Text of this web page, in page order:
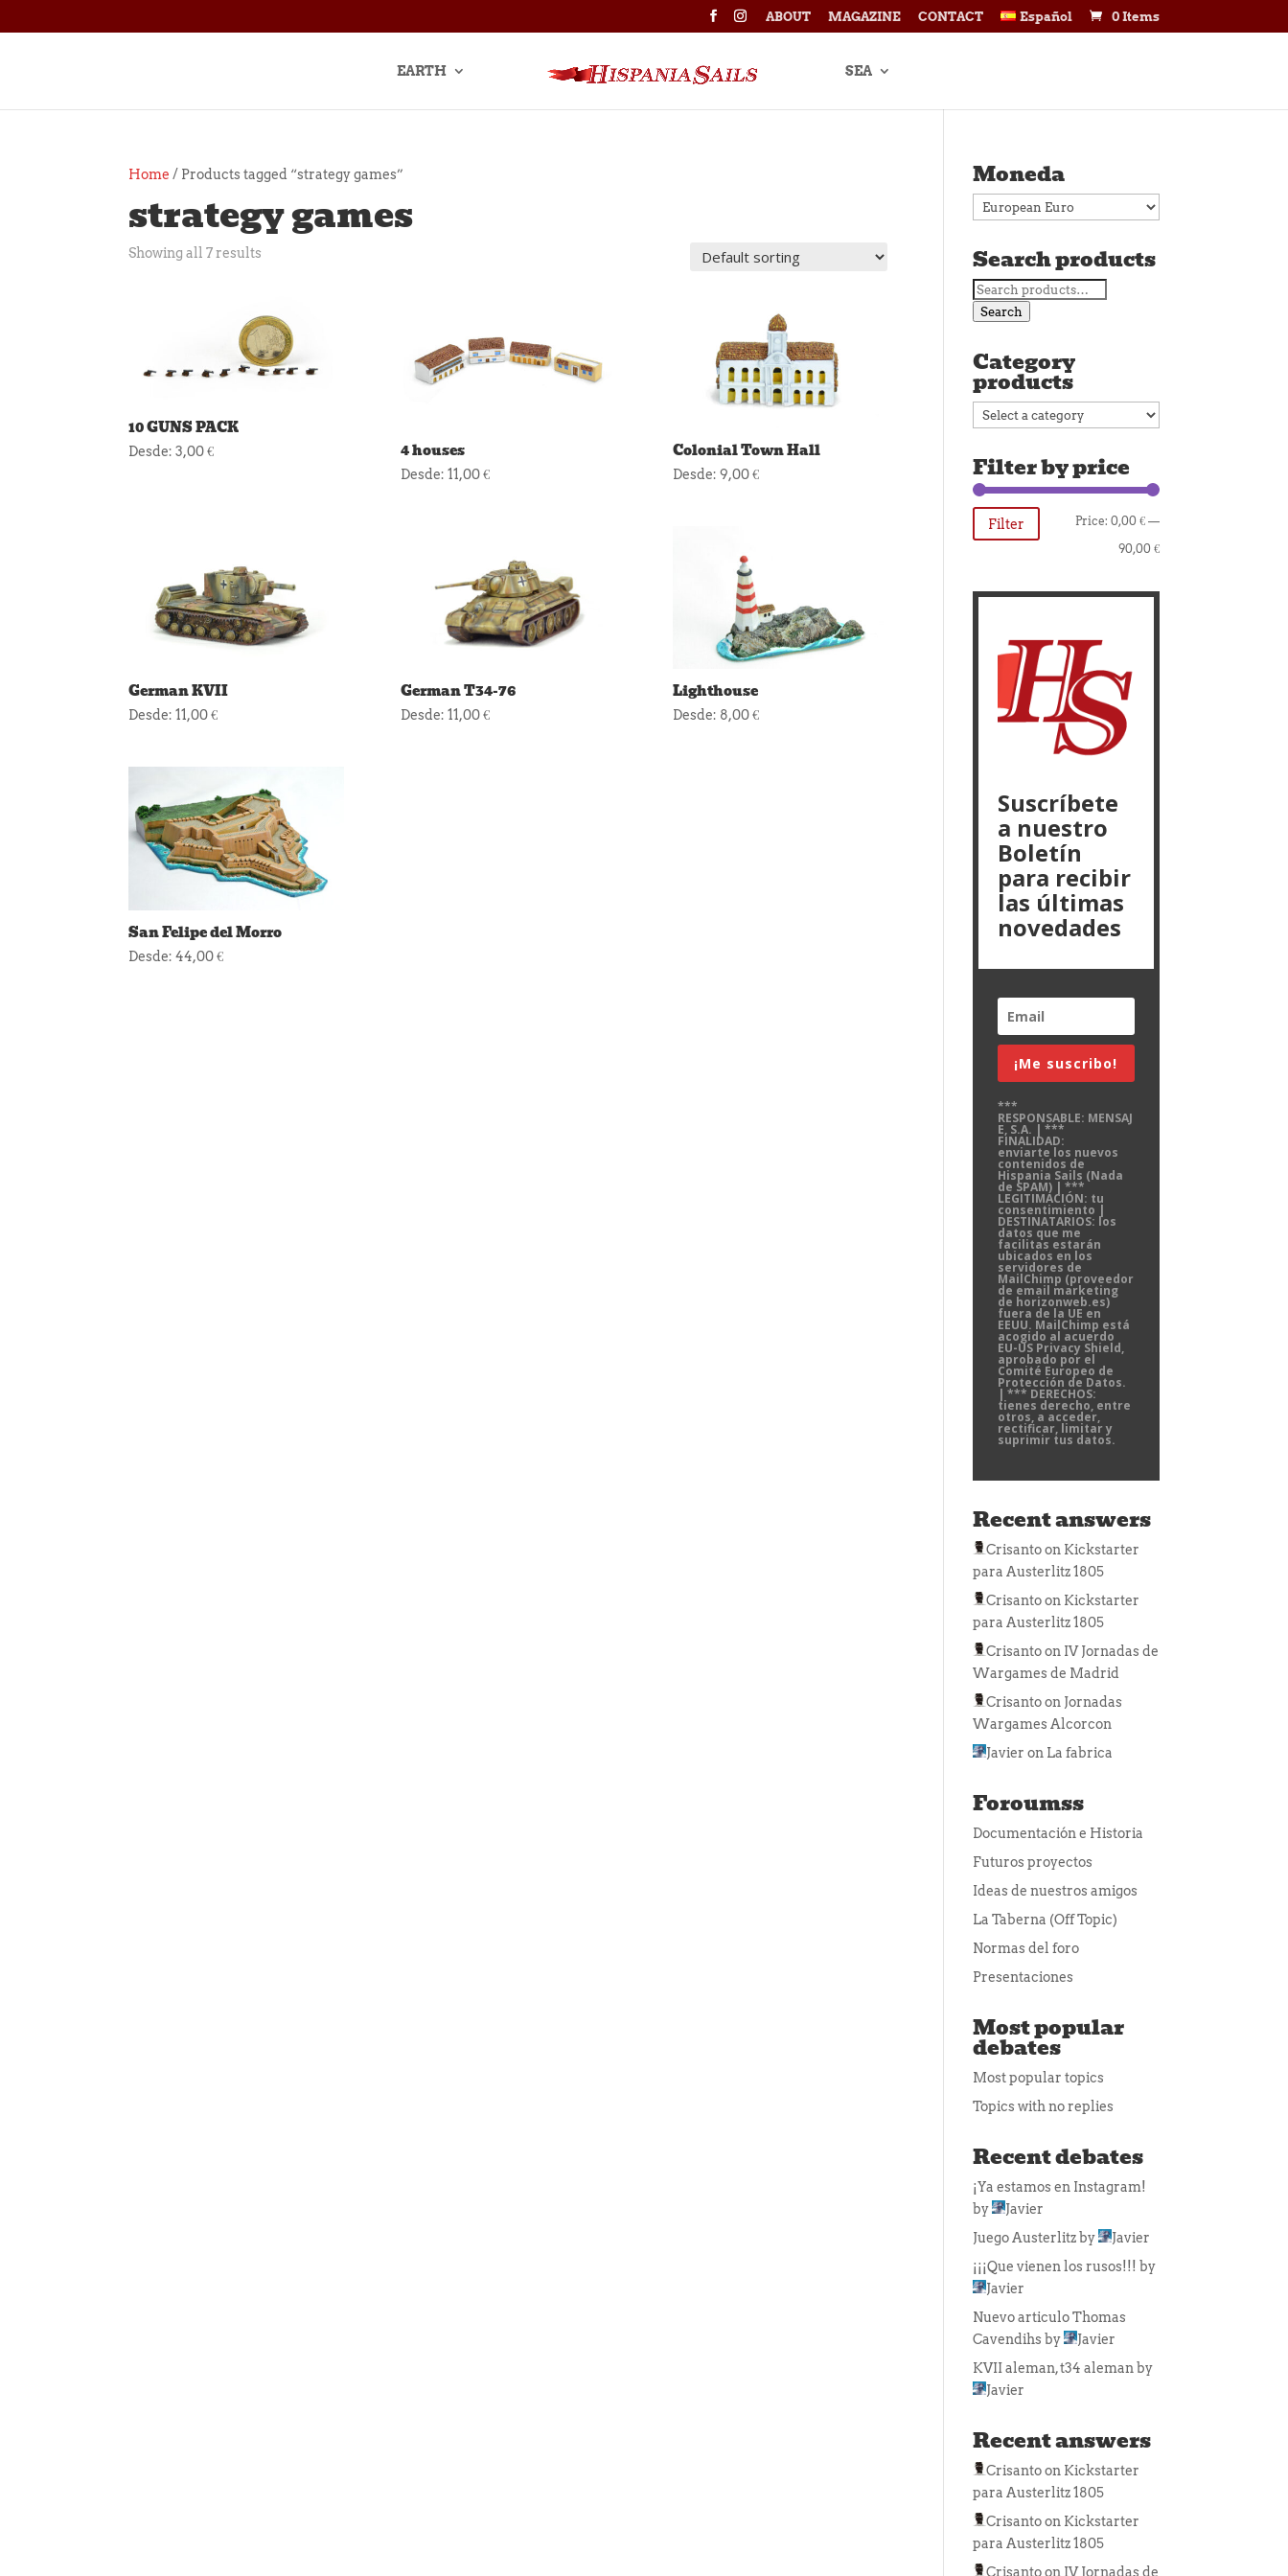
ABOUT MAGAZINE CONTACT Español 0 Items
EARTH SEA
Home / Products tagged “strategy games”
strategy games
Showing all 7 results
10 GUNS PACK
Desde:3,00€ 4 houses
Desde: 11,00€
Colonial Town Hall
Desde: 9,00€
German KVII
Desde:11,00€
German T34-76
Desde: 11,00€
Lighthouse
Desde: 8,00€
San Felipe del Morro
Desde:44,00€
Moneda
Search products
Search
for:
Search
Category
products
Filter by price
Min
price
Max
price
Filter Price: 0,00 €—
90,00 €
Suscríbete
a nuestro
Boletín
para recibir
las últimas
novedades
¡Me suscribo!
***
RESPONSABLE: MENSAJ
E, S.A. | ***
FINALIDAD:
enviarte los nuevos
contenidos de
Hispania Sails (Nada
de SPAM) | ***
LEGITIMACIÓN: tu
consentimiento |
DESTINATARIOS: los
datos que me
facilitas estarán
ubicados en los
servidores de
MailChimp (proveedor
de email marketing
de horizonweb.es)
fuera de la UE en
EEUU. MailChimp está
acogido al acuerdo
EU-US Privacy Shield,
aprobado por el
Comité Europeo de
Protección de Datos.
| *** DERECHOS:
tienes derecho, entre
otros, a acceder,
rectificar, limitar y
suprimir tus datos.
Recent answers
Crisantoon Kickstarter
para Austerlitz 1805
Crisantoon Kickstarter
para Austerlitz 1805
Crisantoon IV Jornadas de
Wargames de Madrid
Crisantoon Jornadas
Wargames Alcorcon
Javier on La fabrica
Foroumss
Documentación e Historia
Futuros proyectos
Ideas de nuestros amigos
La Taberna (Off Topic)
Normas del foro
Presentaciones
Most popular
debates
Most popular topics
Topics with no replies
Recent debates
¡Ya estamos en Instagram!
by
Javier
Juego Austerlitz by
Javier
¡¡¡Que vienen los rusos!!! by
Javier
Nuevo articulo Thomas
Cavendihs by
Javier
KVII aleman, t34 aleman by
Javier
Recent answers
Crisantoon Kickstarter
para Austerlitz 1805
Crisantoon Kickstarter
para Austerlitz 1805
Crisantoon IV Jornadas de